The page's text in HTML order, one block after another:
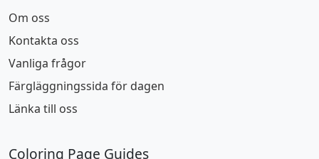
Om oss
Kontakta oss
Vanliga frågor
Färgläggningssida för dagen
Länka till oss
Coloring Page Guides